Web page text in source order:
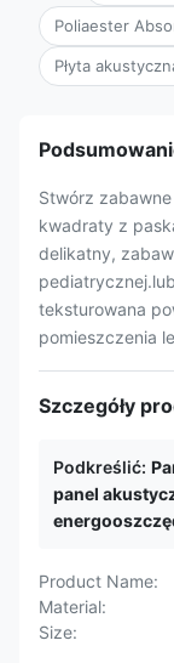
Poliaester
Płyta
Stwórz zabawne
kwadraty z
delikatny,
teksturowana
pomieszczenia
Szczegóły
Podkreślić:
panel
Product Name:
Material:
Size: